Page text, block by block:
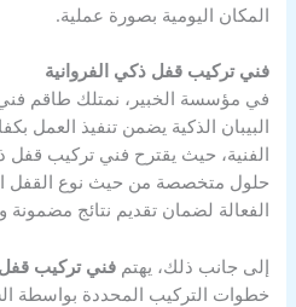
المكان اليومية بصورة عملية.
فني تركيب قفل ذكي الفروانية
في مؤسسة الخبير، نمتلك طاقم
البيبان الذكية يضمن تنفيذ العمل
الفنية، حيث يقترح فني تركيب قفل
حلول متخصصة من حيث نوع القفل
الفعالة لضمان تقديم نتائج مضمونة
إلى جانب ذلك، يهتمفني تركيب قفل
خطوات التركيب المحددة بواسطة